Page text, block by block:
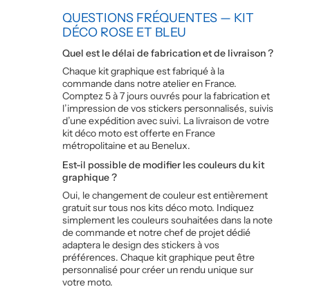
QUESTIONS FRÉQUENTES — KIT
DÉCO ROSE ET BLEU
Quel est le délai de fabrication et de livraison ?
Chaque kit graphique est fabriqué à la
commande dans notre atelier en France.
Comptez 5 à 7 jours ouvrés pour la fabrication et
l’impression de vos stickers personnalisés, suivis
d’une expédition avec suivi. La livraison de votre
kit déco moto est offerte en France
métropolitaine et au Benelux.
Est-il possible de modifier les couleurs du kit
graphique ?
Oui, le changement de couleur est entièrement
gratuit sur tous nos kits déco moto. Indiquez
simplement les couleurs souhaitées dans la note
de commande et notre chef de projet dédié
adaptera le design des stickers à vos
préférences. Chaque kit graphique peut être
personnalisé pour créer un rendu unique sur
votre moto.